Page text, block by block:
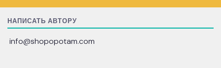
НАПИСАТЬ АВТОРУ
info@shopopotam.com